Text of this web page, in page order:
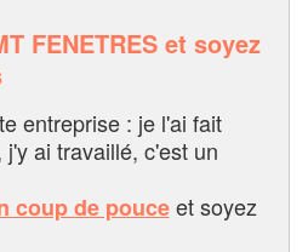
FENETRES et soyez
entreprise : je l'ai fait
ai travaillé, c'est un
coup de pouceet soyez